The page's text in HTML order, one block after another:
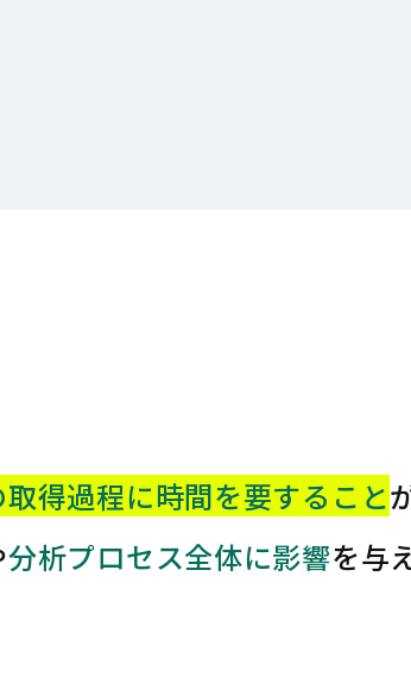
得過程に時間を要する こと
分析プロセス全体に影響を与